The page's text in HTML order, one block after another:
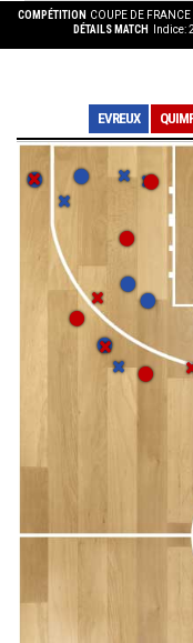
COMPÉTITION COUPE DE FRANCE
DÉTAILS MATCH
Indice:
EVREUX